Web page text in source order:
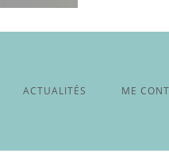
ACTUALITÉS ME